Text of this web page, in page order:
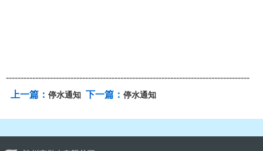
-----------------------------------------------------------------------------------
上一篇： 停水通知 下一篇： 停水通知